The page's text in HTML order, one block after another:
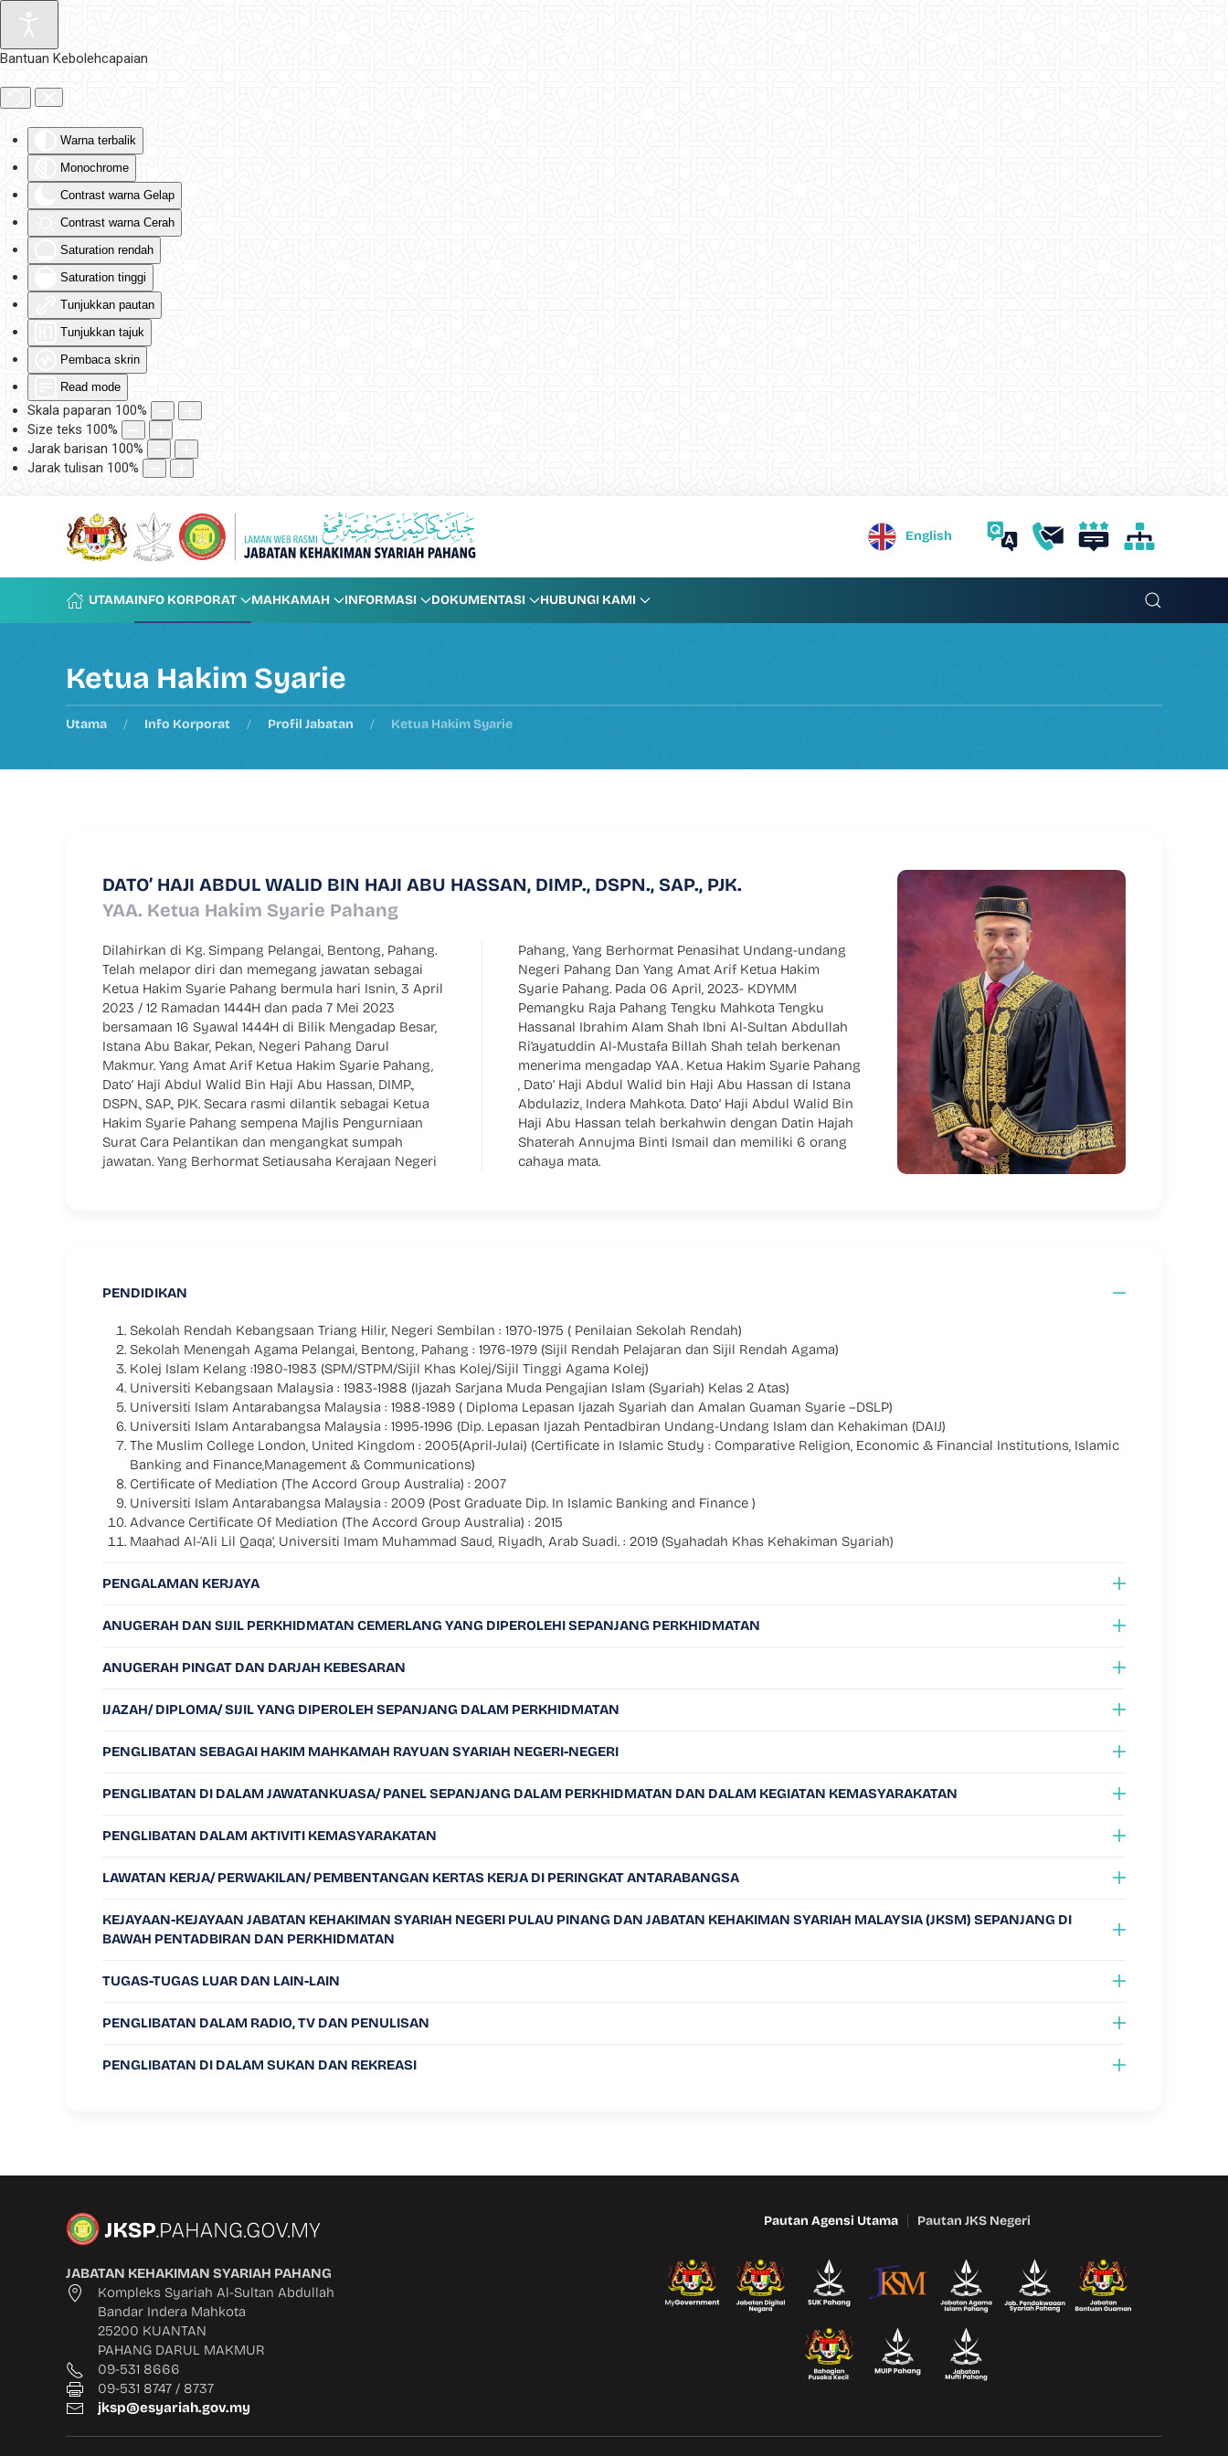
Bantuan Kebolehcapaian
Warna terbalik
Monochrome
Contrast warna Gelap
Contrast warna Cerah
Saturation rendah
Saturation tinggi
Tunjukkan pautan
Tunjukkan tajuk
Pembaca skrin
Read mode
Skala paparan 100%
Size teks 100%
Jarak barisan 100%
Jarak tulisan 100%
Skip to main content
English
UTAMAINFO KORPORAT MAHKAMAH INFORMASI DOKUMENTASI HUBUNGI KAMI
Ketua Hakim Syarie
Utama Info Korporat Profil Jabatan Ketua Hakim Syarie
DATO’ HAJI ABDUL WALID BIN HAJI ABU HASSAN, DIMP., DSPN., SAP., PJK.
YAA. Ketua Hakim Syarie Pahang
Dilahirkan di Kg. Simpang Pelangai, Bentong, Pahang.
Telah melapor diri dan memegang jawatan sebagai
Ketua Hakim Syarie Pahang bermula hari Isnin, 3 April
2023 / 12 Ramadan 1444H dan pada 7 Mei 2023
bersamaan 16 Syawal 1444H di Bilik Mengadap Besar,
Istana Abu Bakar, Pekan, Negeri Pahang Darul
Makmur. Yang Amat Arif Ketua Hakim Syarie Pahang,
Dato’ Haji Abdul Walid Bin Haji Abu Hassan, DIMP.,
DSPN., SAP., PJK. Secara rasmi dilantik sebagai Ketua
Hakim Syarie Pahang sempena Majlis Pengurniaan
Surat Cara Pelantikan dan mengangkat sumpah
jawatan. Yang Berhormat Setiausaha Kerajaan Negeri
Pahang, Yang Berhormat Penasihat Undang-undang
Negeri Pahang Dan Yang Amat Arif Ketua Hakim
Syarie Pahang. Pada 06 April, 2023- KDYMM
Pemangku Raja Pahang Tengku Mahkota Tengku
Hassanal Ibrahim Alam Shah Ibni Al-Sultan Abdullah
Ri’ayatuddin Al-Mustafa Billah Shah telah berkenan
menerima mengadap YAA. Ketua Hakim Syarie Pahang
, Dato’ Haji Abdul Walid bin Haji Abu Hassan di Istana
Abdulaziz, Indera Mahkota. Dato’ Haji Abdul Walid Bin
Haji Abu Hassan telah berkahwin dengan Datin Hajah
Shaterah Annujma Binti Ismail dan memiliki 6 orang
cahaya mata.
PENDIDIKAN
Sekolah Rendah Kebangsaan Triang Hilir, Negeri Sembilan : 1970-1975 ( Penilaian Sekolah Rendah)
Sekolah Menengah Agama Pelangai, Bentong, Pahang : 1976-1979 (Sijil Rendah Pelajaran dan Sijil Rendah Agama)
Kolej Islam Kelang :1980-1983 (SPM/STPM/Sijil Khas Kolej/Sijil Tinggi Agama Kolej)
Universiti Kebangsaan Malaysia : 1983-1988 (Ijazah Sarjana Muda Pengajian Islam (Syariah) Kelas 2 Atas)
Universiti Islam Antarabangsa Malaysia : 1988-1989 ( Diploma Lepasan Ijazah Syariah dan Amalan Guaman Syarie –DSLP)
Universiti Islam Antarabangsa Malaysia : 1995-1996 (Dip. Lepasan Ijazah Pentadbiran Undang-Undang Islam dan Kehakiman (DAIJ)
The Muslim College London, United Kingdom : 2005(April-Julai) (Certificate in Islamic Study : Comparative Religion, Economic & Financial Institutions, Islamic
Banking and Finance,Management & Communications)
Certificate of Mediation (The Accord Group Australia) : 2007
Universiti Islam Antarabangsa Malaysia : 2009 (Post Graduate Dip. In Islamic Banking and Finance )
Advance Certificate Of Mediation (The Accord Group Australia) : 2015
Maahad Al-‘Ali Lil Qaqa’, Universiti Imam Muhammad Saud, Riyadh, Arab Suadi. : 2019 (Syahadah Khas Kehakiman Syariah)
PENGALAMAN KERJAYA
ANUGERAH DAN SIJIL PERKHIDMATAN CEMERLANG YANG DIPEROLEHI SEPANJANG PERKHIDMATAN
ANUGERAH PINGAT DAN DARJAH KEBESARAN
IJAZAH/ DIPLOMA/ SIJIL YANG DIPEROLEH SEPANJANG DALAM PERKHIDMATAN
PENGLIBATAN SEBAGAI HAKIM MAHKAMAH RAYUAN SYARIAH NEGERI-NEGERI
PENGLIBATAN DI DALAM JAWATANKUASA/ PANEL SEPANJANG DALAM PERKHIDMATAN DAN DALAM KEGIATAN KEMASYARAKATAN
PENGLIBATAN DALAM AKTIVITI KEMASYARAKATAN
LAWATAN KERJA/ PERWAKILAN/ PEMBENTANGAN KERTAS KERJA DI PERINGKAT ANTARABANGSA
KEJAYAAN-KEJAYAAN JABATAN KEHAKIMAN SYARIAH NEGERI PULAU PINANG DAN JABATAN KEHAKIMAN SYARIAH MALAYSIA (JKSM) SEPANJANG DI
BAWAH PENTADBIRAN DAN PERKHIDMATAN
TUGAS-TUGAS LUAR DAN LAIN-LAIN
PENGLIBATAN DALAM RADIO, TV DAN PENULISAN
PENGLIBATAN DI DALAM SUKAN DAN REKREASI
JABATAN KEHAKIMAN SYARIAH PAHANG
Kompleks Syariah Al-Sultan Abdullah
Bandar Indera Mahkota
25200 KUANTAN
PAHANG DARUL MAKMUR
09-531 8666
09-531 8747 / 8737
jksp@esyariah.gov.my
Pautan Agensi Utama Pautan JKS Negeri